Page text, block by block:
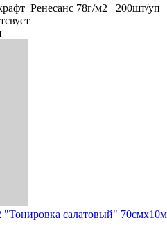
Ренесанс 78г/м2 200шт/уп
салатовый"